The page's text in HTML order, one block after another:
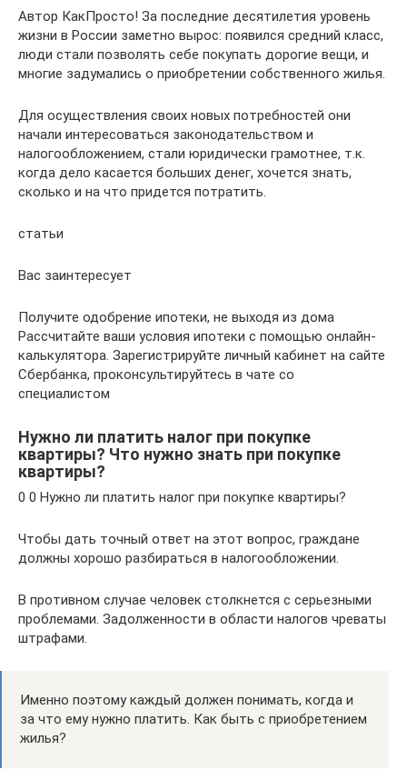
Автор КакПросто! За последние десятилетия уровень
жизни в России заметно вырос: появился средний класс,
люди стали позволять себе покупать дорогие вещи, и
многие задумались о приобретении собственного жилья.
Для осуществления своих новых потребностей они
начали интересоваться законодательством и
налогообложением, стали юридически грамотнее, т.к.
когда дело касается больших денег, хочется знать,
сколько и на что придется потратить.
статьи
Вас заинтересует
Получите одобрение ипотеки, не выходя из дома
Рассчитайте ваши условия ипотеки с помощью онлайн-
калькулятора. Зарегистрируйте личный кабинет на сайте
Сбербанка, проконсультируйтесь в чате со
специалистом
Нужно ли платить налог при покупке
квартиры? Что нужно знать при покупке
квартиры?
0 0 Нужно ли платить налог при покупке квартиры?
Чтобы дать точный ответ на этот вопрос, граждане
должны хорошо разбираться в налогообложении.
В противном случае человек столкнется с серьезными
проблемами. Задолженности в области налогов чреваты
штрафами.
Именно поэтому каждый должен понимать, когда и
за что ему нужно платить. Как быть с приобретением
жилья?